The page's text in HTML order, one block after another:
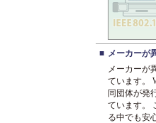
■ メーカーが
メーカーが
ています。
同団体が発
ています。
る中でも安